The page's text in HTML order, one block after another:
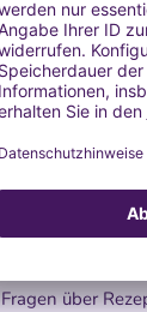
Erfahre mehr
Leitfaden für die
Ätherische Öle:
Anwendung
Fragen über
Fragen über